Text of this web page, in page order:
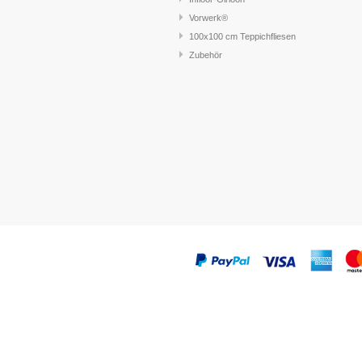
Vorwerk®
100x100 cm Teppichfliesen
Zubehör